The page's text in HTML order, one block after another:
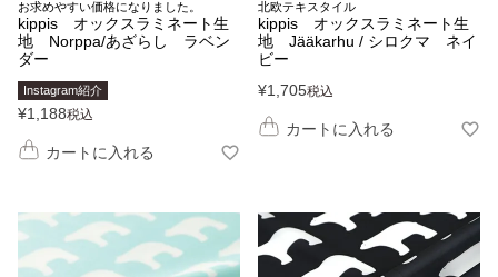
お求めやすい価格になりました。
kippis オックスラミネート生
地 Norppa/あざらし ラベン
ダー
Instagram紹介
¥1,188税込
カートに入れる
北欧テキスタイル
kippis オックスラミネート生
地 Jääkarhu / シロクマ ネイ
ビー
¥1,705税込
カートに入れる